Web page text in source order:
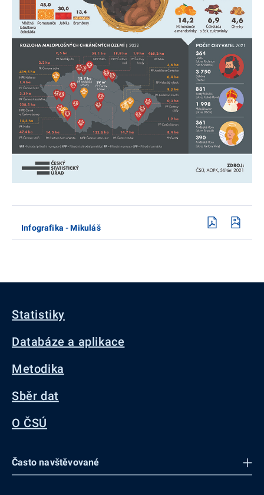
Infografika - Mikuláš
Statistiky
Databáze a aplikace
Metodika
Sběr dat
O ČSÚ
Často navštěvované